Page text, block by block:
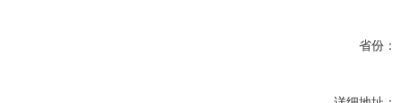
省份：